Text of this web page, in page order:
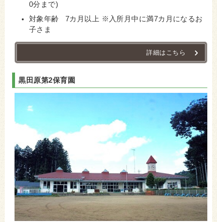
0分まで)
対象年齢 7カ月以上 ※入所月中に満7カ月になるお
子さま
詳細はこちら
黒田原第2保育園